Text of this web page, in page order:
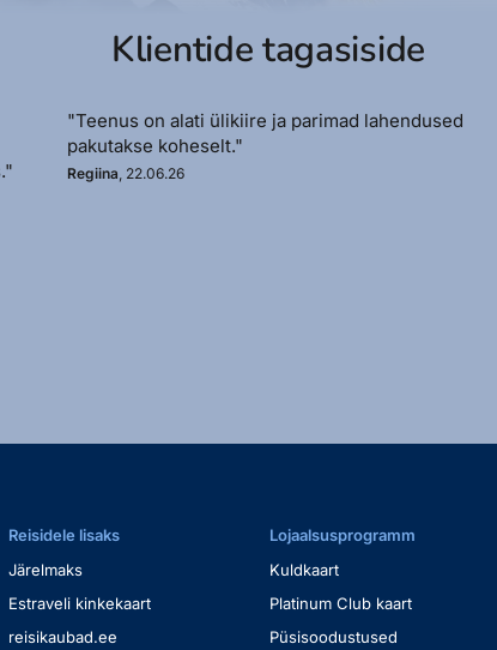
Klientide tagasiside
"Teenus on alati ülikiire ja parimad lahendused
pakutakse koheselt."
Regiina, 22.06.26
Reisidele lisaks
Järelmaks
Estraveli kinkekaart
reisikaubad.ee
Lojaalsusprogramm
Kuldkaart
Platinum Club kaart
Püsisoodustused